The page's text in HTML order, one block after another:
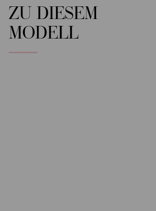
ZU DIESEM
MODELL